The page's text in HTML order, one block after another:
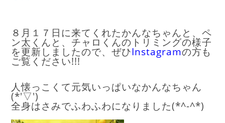
８月１７日に来てくれたかんなちゃんと、ペ
ン太くんと、チャロくんのトリミングの様子
を更新しましたので、ぜひInstagramの方も
ご覧ください!!!
人懐っこくて元気いっぱいなかんなちゃん
(*'▽')
全身はさみでふわふわになりました(*^-^*)